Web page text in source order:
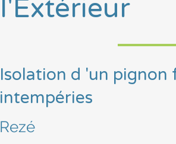
l'Extérieur
Isolation d 'un
intempéries
Rezé